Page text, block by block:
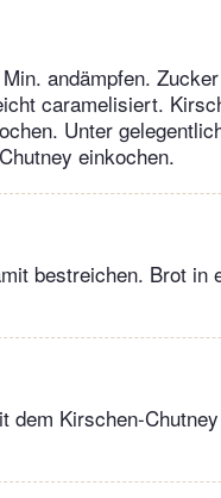
andämpfen.
caramelisiert.
Unter
einkochen.
bestreichen. Brot in
Kirschen-